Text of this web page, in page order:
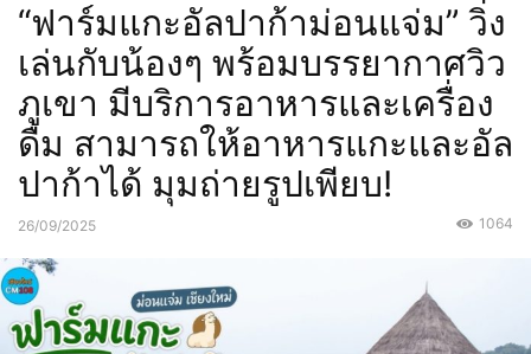
“ฟาร์มแกะอัลปาก้าม่อนแจ่ม” วิ่ง
เล่นกับน้องๆ พร้อมบรรยากาศวิว
ภูเขา มีบริการอาหารและเครื่อง
ดื่ม สามารถให้อาหารแกะและอัล
ปาก้าได้ มุมถ่ายรูปเพียบ!
26/09/2025 1064